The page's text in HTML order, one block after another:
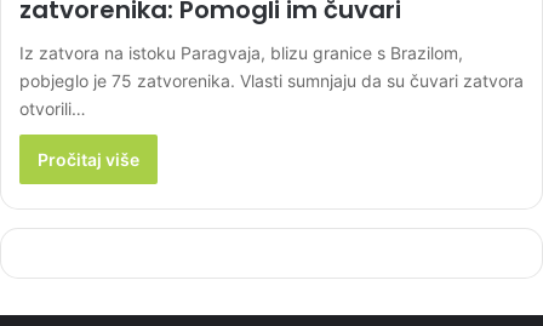
zatvorenika: Pomogli im čuvari
Iz zatvora na istoku Paragvaja, blizu granice s Brazilom,
pobjeglo je 75 zatvorenika. Vlasti sumnjaju da su čuvari zatvora
otvorili…
Pročitaj više